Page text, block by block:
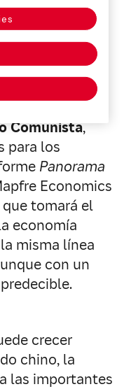
vendrá
la
Inversiones
de
y la
Comunista,
para los
Panorama
Economics
tomará el
economía
misma línea
con un
crecer
chino, la
a las importantes